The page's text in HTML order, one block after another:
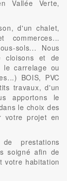
Vallée Verte,
d'un chalet,
sols... Nous
cloisons et de
carrelage ou
BOIS, PVC
travaux, d'un
apportons le
le choix des
votre projet en
prestations
soigné afin de
votre habitation